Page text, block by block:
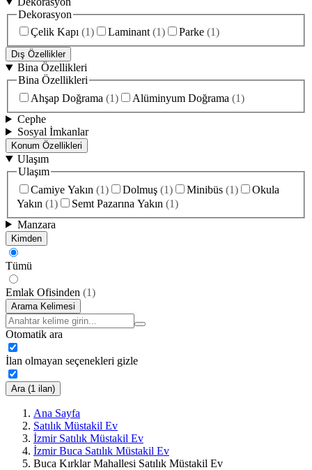
Dekorasyon
Çelik Kapı (1) Laminant (1) Parke (1)
Dış Özellikler
Bina Özellikleri
Bina Özellikleri
Ahşap Doğrama (1) Alüminyum Doğrama (1)
Cephe
Sosyal İmkanlar
Konum Özellikleri
Ulaşım
Ulaşım
Camiye Yakın (1) Dolmuş (1) Minibüs (1)
Okula
Yakın (1) Semt Pazarına Yakın (1)
Manzara
Kimden
Tümü
Emlak Ofisinden (1)
Arama Kelimesi
Otomatik ara
İlan olmayan seçenekleri gizle
Ara (1 ilan)
Ana Sayfa
Satılık Müstakil Ev
İzmir Satılık Müstakil Ev
İzmir Buca Satılık Müstakil Ev
Buca Kırklar Mahallesi Satılık Müstakil Ev